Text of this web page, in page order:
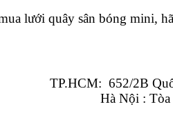
lưới quây sân bóng mini,
TP.HCM:  652/2B
Hà Nội :